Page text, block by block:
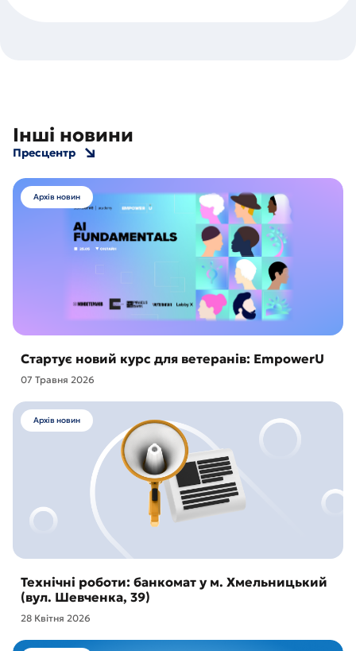
Інші новини
Пресцентр
Архів новин
Стартує новий курс для ветеранів: EmpowerU
07 Травня 2026
Архів новин
Технічні роботи: банкомат у м. Хмельницький
(вул. Шевченка, 39)
28 Квітня 2026